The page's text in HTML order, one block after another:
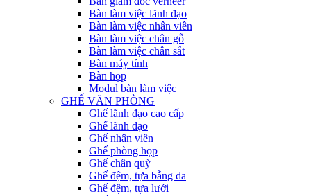
Bàn làm việc lãnh đạo
Bàn làm việc nhân viên
Bàn làm việc chân gỗ
Bàn làm việc chân sắt
Bàn máy tính
Bàn họp
Modul bàn làm việc
GHẾ VĂN PHÒNG
Ghế lãnh đạo cao cấp
Ghế lãnh đạo
Ghế nhân viên
Ghế phòng họp
Ghế chân quỳ
Ghế đệm, tựa bằng da
Ghế đệm, tựa lưới